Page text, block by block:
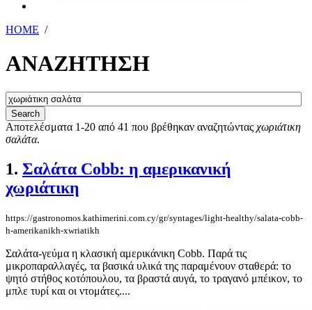
HOME /
ΑΝΑΖΗΤΗΣΗ
Αποτελέσματα 1-20 από 41 που βρέθηκαν αναζητώντας χωριάτικη
σαλάτα.
1. Σαλάτα Cobb: η αμερικανική
χωριάτικη
https://gastronomos.kathimerini.com.cy/gr/syntages/light-healthy/salata-cobb-
h-amerikanikh-xwriatikh
Σαλάτα-γεύμα η κλασική αμερικάνικη Cobb. Παρά τις
μικροπαραλλαγές, τα βασικά υλικά της παραμένουν σταθερά: το
ψητό στήθος κοτόπουλου, τα βραστά αυγά, το τραγανό μπέικον, το
μπλε τυρί και οι ντομάτες....